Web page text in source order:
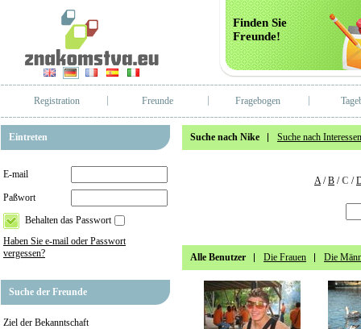
Finden Sie
Freunde!
Registration Freunde Fragebogen
Eintreten
E-mail
Paßwort
Behalten das Passwort
Haben Sie e-mail oder Passwort
vergessen?
Suche der Freunde
Ziel der Bekanntschaft
Suche nach Nike Suche nach Interessen
A/B /C /
Alle Benutzer Die Frauen Die